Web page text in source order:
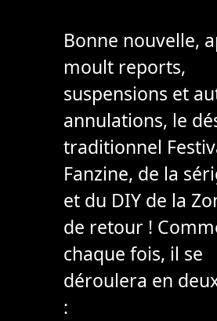
Bonne nouvelle,
moult reports,
suspensions et
annulations, le
traditionnel
Fanzine, de la
et du DIY de la
de retour !
chaque fois, il se
déroulera en
: